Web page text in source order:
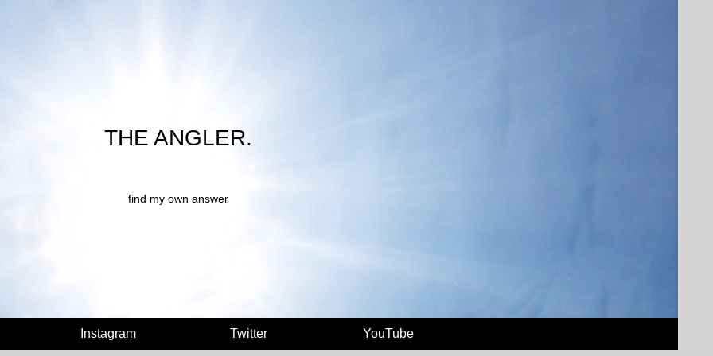
THE ANGLER.
find my own answer
Instagram Twitter YouTube